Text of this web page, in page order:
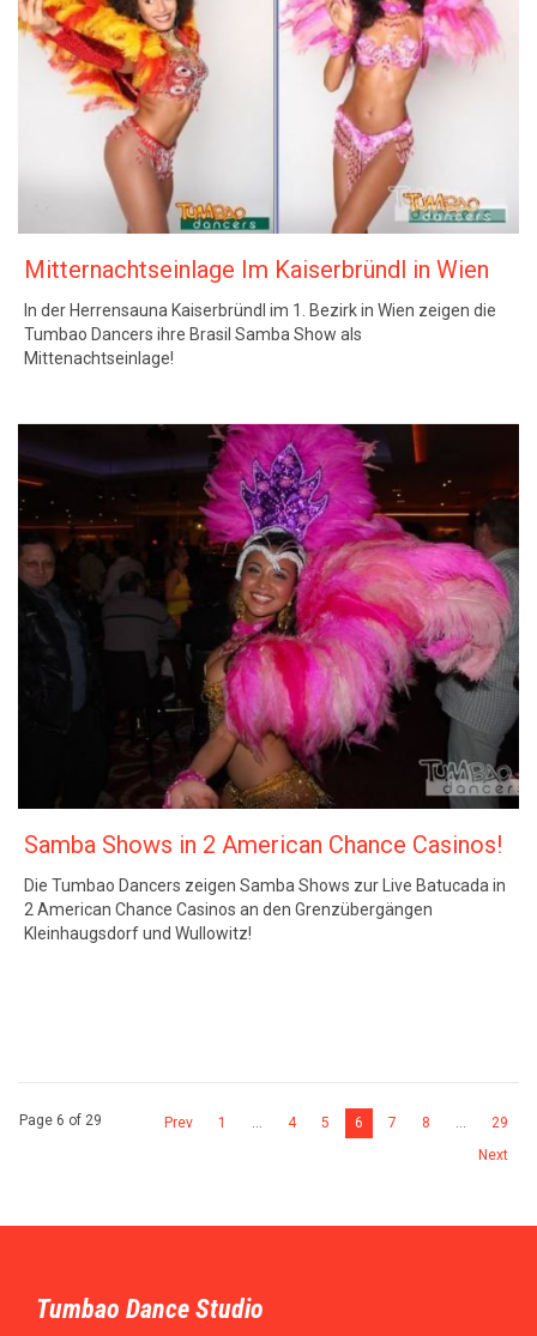
Mitternachtseinlage Im Kaiserbründl in Wien
In der Herrensauna Kaiserbründl im 1. Bezirk in Wien zeigen die
Tumbao Dancers ihre Brasil Samba Show als
Mittenachtseinlage!
Samba Shows in 2 American Chance Casinos!
Die Tumbao Dancers zeigen Samba Shows zur Live Batucada in
2 American Chance Casinos an den Grenzübergängen
Kleinhaugsdorf und Wullowitz!
Page 6 of 29 Prev 1 … 4 5 6 7 8 …
29
Next
Tumbao Dance Studio